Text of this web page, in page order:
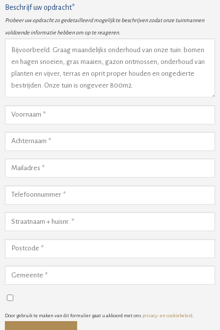
Beschrijf uw opdracht*
Probeer uw opdracht zo gedetailleerd mogelijk te beschrijven zodat onze tuinmannen
voldoende informatie hebben om op te reageren.
Door gebruik te maken van dit formulier gaat u akkoord met ons privacy- en cookiebeleid